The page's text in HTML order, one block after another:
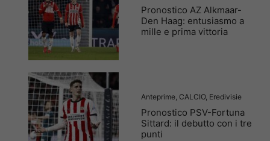
Pronostico AZ Alkmaar-
Den Haag: entusiasmo a
mille e prima vittoria
Anteprime, CALCIO, Eredivisie
Pronostico PSV-Fortuna
Sittard: il debutto con i tre
punti